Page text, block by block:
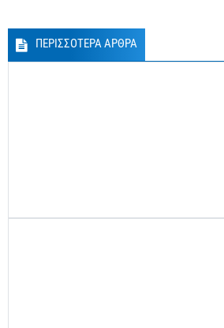
ΠΕΡΙΣΣΟΤΕΡΑ ΑΡΘΡΑ